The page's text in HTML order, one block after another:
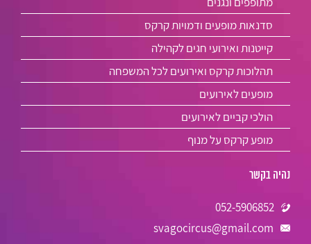
סדנאות מופעים ודמויות קרקס
קייטנות ואירועי חגים לקהילה
תהלוכות קרקס ואירועים לכל המשפחה
מופעים לאירועים
הולכי קביים לאירועים
מופע קרקס על מנוף
נהיה בקשר
052-5906852
svagocircus@gmail.com